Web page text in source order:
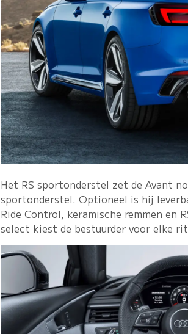
Het RS sportonderstel zet de Avant
sportonderstel. Optioneel is hij
Ride Control, keramische remmen en
select kiest de bestuurder voor elke